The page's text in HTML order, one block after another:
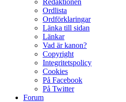
Ordlista
Ordförklaringar
Länka till sidan
Länkar
Vad är kanon?
Copyright
Integritetspolicy
Cookies
På Facebook
På Twitter
Forum